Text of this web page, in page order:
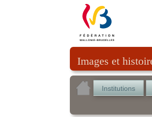
Images et
Institutions